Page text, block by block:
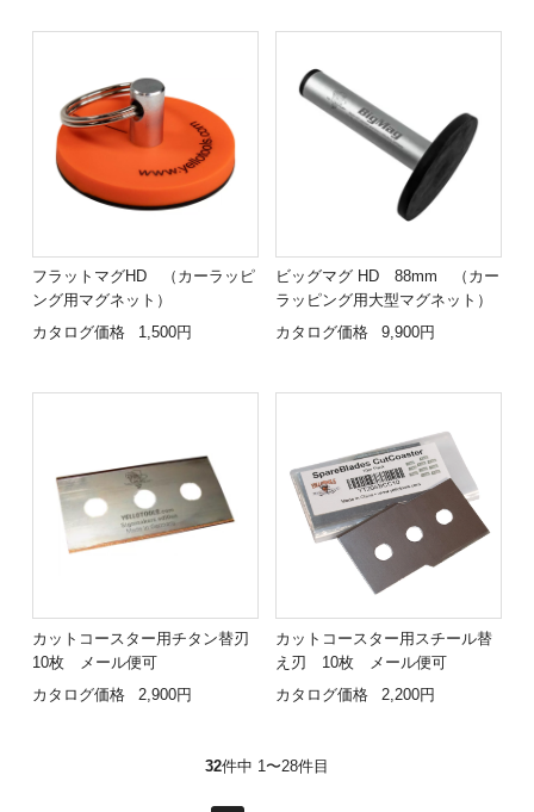
フラットマグHD （カーラッピ
ング用マグネット）
カタログ価格
1,500円
ビッグマグ HD 88mm （カー
ラッピング用大型マグネット）
カタログ価格
9,900円
カットコースター用チタン替刃
10枚 メール便可
カタログ価格
2,900円
カットコースター用スチール替
え刃 10枚 メール便可
カタログ価格
2,200円
32件中 1〜28件目